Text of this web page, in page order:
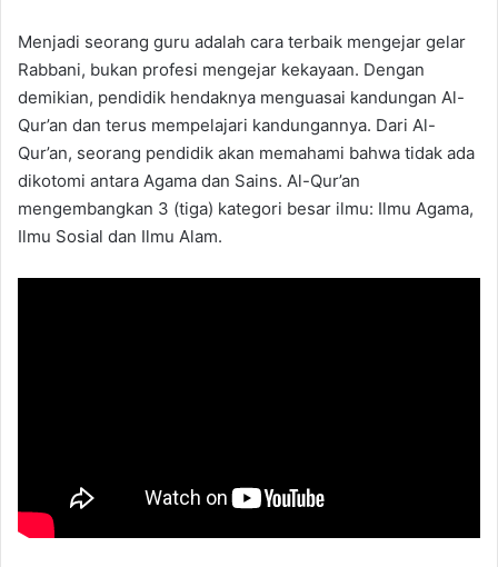
Menjadi seorang guru adalah cara terbaik mengejar gelar
Rabbani, bukan profesi mengejar kekayaan. Dengan
demikian, pendidik hendaknya menguasai kandungan Al-
Qur’an dan terus mempelajari kandungannya. Dari Al-
Qur’an, seorang pendidik akan memahami bahwa tidak ada
dikotomi antara Agama dan Sains. Al-Qur’an
mengembangkan 3 (tiga) kategori besar ilmu: Ilmu Agama,
Ilmu Sosial dan Ilmu Alam.